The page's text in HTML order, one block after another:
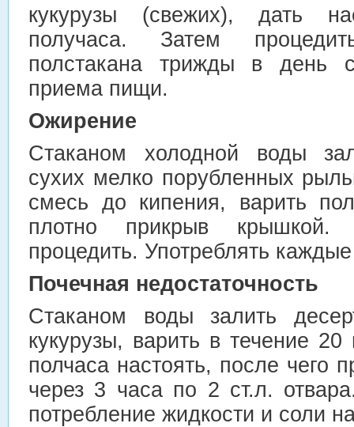
кукурузы (свежих), дать
получаса. Затем
полстакана трижды в день
приема пищи.
Ожирение
Стаканом холодной воды
сухих мелко порубленных
смесь до кипения, варить
плотно прикрыв
процедить. Употреблять
Почечная недостаточность
Стаканом воды залить
кукурузы, варить в течение
полчаса настоять, после чего
через 3 часа по 2 ст.л.
потребление жидкости и соли